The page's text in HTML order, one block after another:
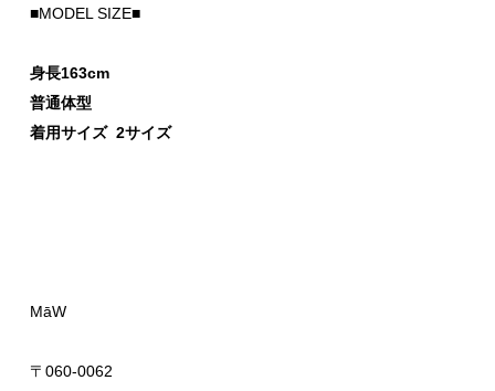
■MODEL SIZE■
身長163cm
普通体型
着用サイズ 2サイズ
MāW
〒060-0062